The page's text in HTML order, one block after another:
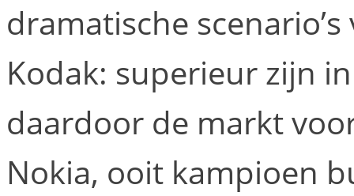
dramatische
Kodak: superieur zijn
daardoor de markt
Nokia, ooit kampioen